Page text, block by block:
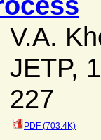
V.A.
JETP,
227
PDF (703.4K)